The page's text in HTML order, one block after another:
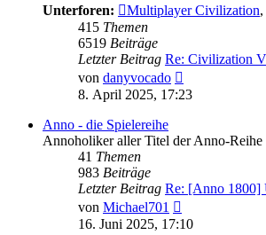
Unterforen:
Multiplayer Civilization,
415 Themen
6519 Beiträge
Letzter Beitrag Re: Civilization
von danyvocado
Beitrag
8. April 2025, 17:23
Anno - die Spielereihe
Annoholiker aller Titel der Anno-Reihe
41 Themen
983 Beiträge
Letzter Beitrag Re: [Anno
von Michael701
Beitrag
16. Juni 2025, 17:10